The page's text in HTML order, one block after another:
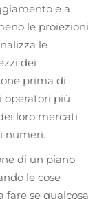
e a
le proiezioni
le
dei
prima di
operatori più
loro mercati
numeri.
di un piano
le cose
fare se qualcosa